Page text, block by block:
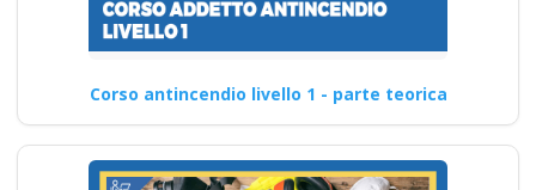
Corso antincendio livello 1 - parte teorica